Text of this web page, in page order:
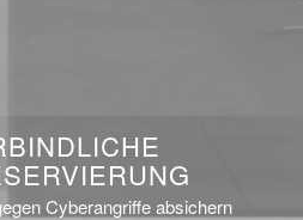
Cyberangriffe absichern